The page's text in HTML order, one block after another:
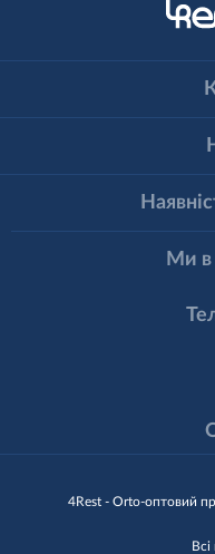
4Rest - Orto-оптовий
Ми в